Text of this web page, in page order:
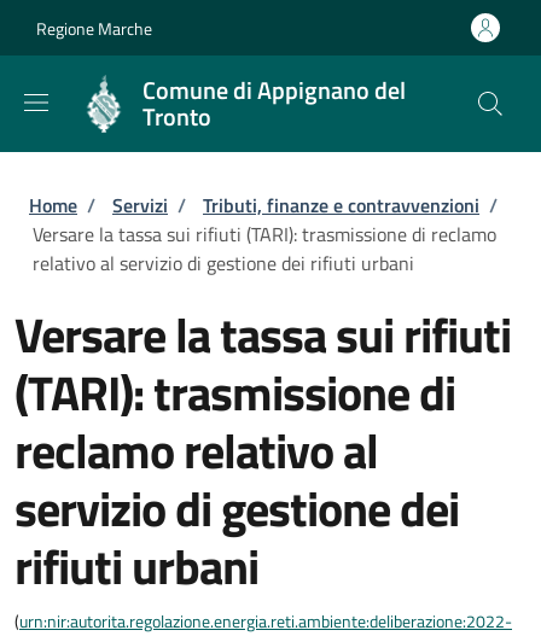
Regione Marche
Comune di Appignano del
Tronto
Briciole di pane
Home / Servizi / Tributi, finanze e contravvenzioni /
Versare la tassa sui rifiuti (TARI): trasmissione di reclamo
relativo al servizio di gestione dei rifiuti urbani
Versare la tassa sui rifiuti
(TARI): trasmissione di
reclamo relativo al
servizio di gestione dei
rifiuti urbani
(urn:nir:autorita.regolazione.energia.reti.ambiente:deliberazione:2022-